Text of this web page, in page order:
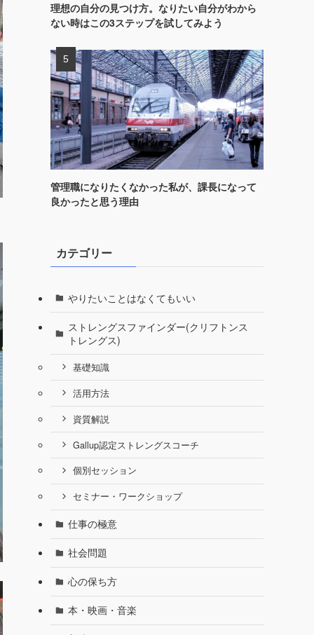
理想の自分の見つけ方。なりたい自分がわから
ない時はこの3ステップを試してみよう
管理職になりたくなかった私が、課長になって
良かったと思う理由
カテゴリー
やりたいことはなくてもいい
ストレングスファインダー(クリフトンス
トレングス)
基礎知識
活用方法
資質解説
Gallup認定ストレングスコーチ
個別セッション
セミナー・ワークショップ
仕事の極意
社会問題
心の保ち方
本・映画・音楽